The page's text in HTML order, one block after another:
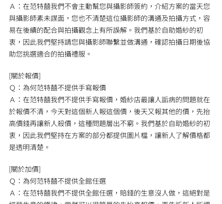
Ａ：在范特囍我們不會主動幫您與攝影師簽約，介紹方案的當天您
與攝影師素未謀面，您也不清楚這位攝影師的溝通及拍攝方式，容
易在後續的配合與拍攝觀念上有所誤解。我們基於自助婚紗的初
衷，因此我們堅持請您與攝影師聯繫並做溝通，確認拍攝日期後協
助您挑選適合的拍攝禮服。
[關於報價]
Ｑ：為何范特囍不提供手寫報價
Ａ：在范特囍我們不提供手寫報價，婚紗店最讓人詬病的問題就在
於報價不清，今天對這個新人報這個價，後天又報其他的價，先抬
高價錢再讓新人殺價，這種問題層出不窮。我們基於自助婚紗的初
衷，因此我們堅持在方案的部分都提供圖片檔，讓新人了解價格都
是透明清楚。
[關於加價]
Ｑ：為何范特囍不提供全館任選
Ａ：在范特囍我們不提供全館任選，賠錢的生意沒人做，這絕對是